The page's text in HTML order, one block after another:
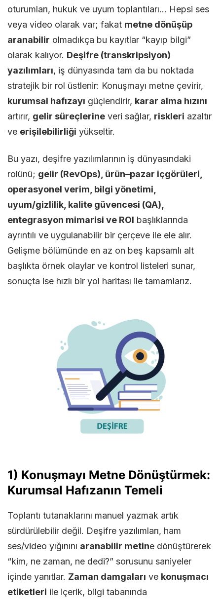
oturumları, hukuk ve uyum toplantıları… Hepsi ses
veya video olarak var; fakat metne dönüşüp
aranabilir olmadıkça bu kayıtlar “kayıp bilgi”
olarak kalıyor. Deşifre (transkripsiyon)
yazılımları, iş dünyasında tam da bu noktada
stratejik bir rol üstlenir: Konuşmayı metne çevirir,
kurumsal hafızayı güçlendirir, karar alma hızını
artırır, gelir süreçlerine veri sağlar, riskleri azaltır
ve erişilebilirliği yükseltir.
Bu yazı, deşifre yazılımlarının iş dünyasındaki
rolünü; gelir (RevOps), ürün–pazar içgörüleri,
operasyonel verim, bilgi yönetimi,
uyum/gizlilik, kalite güvencesi (QA),
entegrasyon mimarisi ve ROI başlıklarında
ayrıntılı ve uygulanabilir bir çerçeve ile ele alır.
Gelişme bölümünde en az on beş kapsamlı alt
başlıkta örnek olaylar ve kontrol listeleri sunar,
sonuçta ise hızlı bir yol haritası ile tamamlarız.
1) Konuşmayı Metne Dönüştürmek:
Kurumsal Hafızanın Temeli
Toplantı tutanaklarını manuel yazmak artık
sürdürülebilir değil. Deşifre yazılımları, ham
ses/video yığınını aranabilir metine dönüştürerek
“kim, ne zaman, ne dedi?” sorusunu saniyeler
içinde yanıtlar. Zaman damgaları ve konuşmacı
etiketleri ile içerik, bilgi tabanında